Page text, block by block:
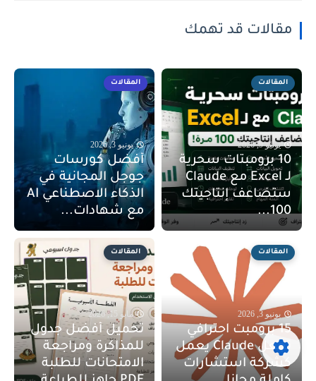
مقالات قد تهمك
المقالات
يونيو 9, 2026
10 برومبتات سحرية
لـ Excel مع Claude
ستضاعف إنتاجيتك
100...
المقالات
يونيو 3, 2026
أفضل كورسات
جوجل المجانية في
الذكاء الاصطناعي AI
مع شهادات...
المقالات
يونيو 3, 2026
15 برومبت احترافي
تجعل Claude يعمل
كشركة استشارات
المقالات
مايو 15, 2026
تحميل أفضل جدول
للمذاكرة ومراجعة
الامتحانات للطلبة